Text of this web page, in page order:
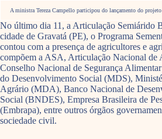
A ministra Tereza Campello participou do lançamento do
No último dia 11, a Articulação Semiárido
cidade de Gravatá (PE), o Programa
contou com a presença de agricultores e
compõem a ASA, Articulação Nacional
Conselho Nacional de Segurança
do Desenvolvimento Social (MDS),
Agrário (MDA), Banco Nacional de
Social (BNDES), Empresa Brasileira de
(Embrapa), entre outros órgãos
sociedade civil.